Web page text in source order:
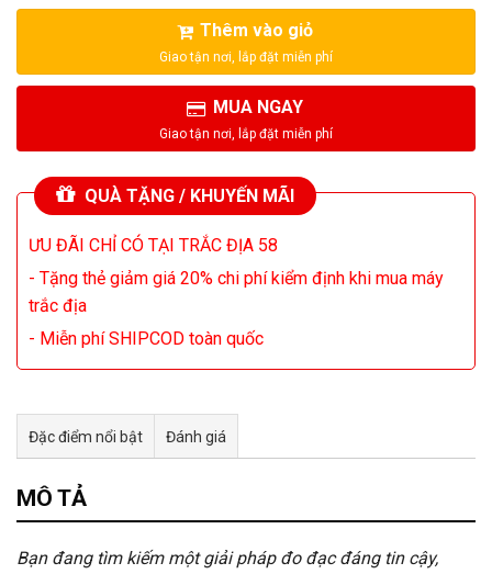
Thêm vào giỏ
MUA NGAY
QUÀ TẶNG / KHUYẾN MÃI
ƯU ĐÃI CHỈ CÓ TẠI TRẮC ĐỊA 58
- Tặng thẻ giảm giá 20% chi phí kiểm định khi mua máy
trắc địa
- Miễn phí SHIPCOD toàn quốc
Đặc điểm nổi bật Đánh giá
Tư vấn & bán hàng qua Facebook
MÔ TẢ
Bạn đang tìm kiếm một giải pháp đo đạc đáng tin cậy,